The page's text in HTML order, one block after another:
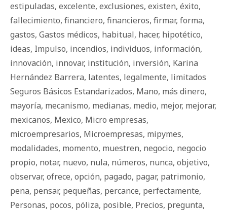
estipuladas, excelente, exclusiones, existen, éxito,
fallecimiento, financiero, financieros, firmar, forma,
gastos, Gastos médicos, habitual, hacer, hipotético,
ideas, Impulso, incendios, individuos, información,
innovación, innovar, institución, inversión, Karina
Hernández Barrera, latentes, legalmente, limitados
Seguros Básicos Estandarizados, Mano, más dinero,
mayoría, mecanismo, medianas, medio, mejor, mejorar,
mexicanos, Mexico, Micro empresas,
microempresarios, Microempresas, mipymes,
modalidades, momento, muestren, negocio, negocio
propio, notar, nuevo, nula, números, nunca, objetivo,
observar, ofrece, opción, pagado, pagar, patrimonio,
pena, pensar, pequeñas, percance, perfectamente,
Personas, pocos, póliza, posible, Precios, pregunta,